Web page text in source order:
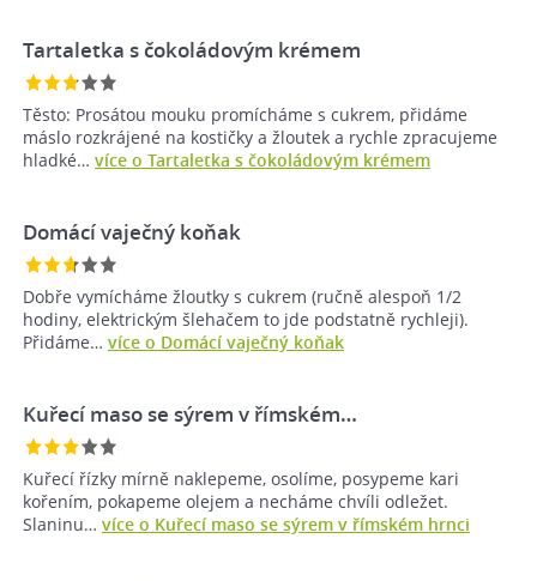
Tartaletka s čokoládovým krémem
Těsto: Prosátou mouku promícháme s cukrem, přidáme
máslo rozkrájené na kostičky a žloutek a rychle zpracujeme
hladké… více o Tartaletka s čokoládovým krémem
Domácí vaječný koňak
Dobře vymícháme žloutky s cukrem (ručně alespoň 1/2
hodiny, elektrickým šlehačem to jde podstatně rychleji).
Přidáme… více o Domácí vaječný koňak
Kuřecí maso se sýrem v římském…
Kuřecí řízky mírně naklepeme, osolíme, posypeme kari
kořením, pokapeme olejem a necháme chvíli odležet.
Slaninu… více o Kuřecí maso se sýrem v římském hrnci